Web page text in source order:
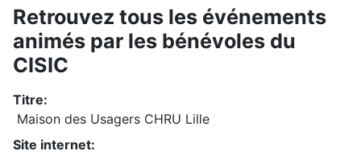
Retrouvez tous les événements
animés par les bénévoles du
CISIC
Titre:
Maison des Usagers CHRU Lille
Site internet: